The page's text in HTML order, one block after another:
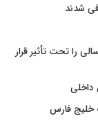
را تحت تأثیر قرار
داخلی
خلیج فارس